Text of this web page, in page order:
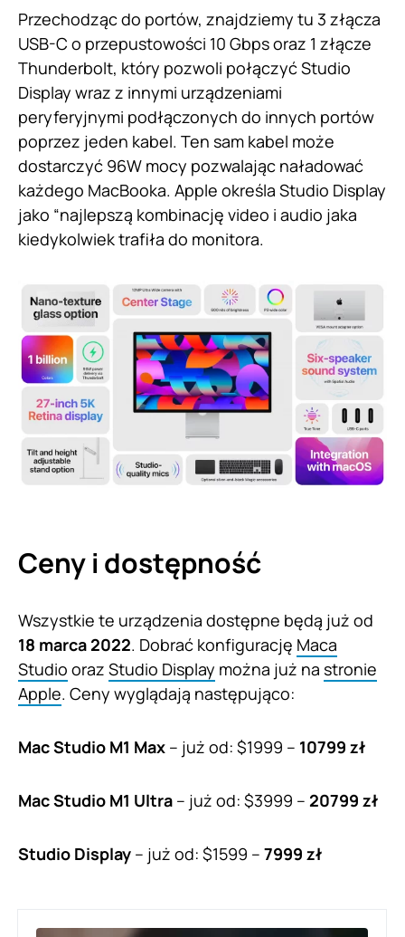
Przechodząc do portów, znajdziemy tu 3 złącza
USB-C o przepustowości 10 Gbps oraz 1 złącze
Thunderbolt, który pozwoli połączyć Studio
Display wraz z innymi urządzeniami
peryferyjnymi podłączonych do innych portów
poprzez jeden kabel. Ten sam kabel może
dostarczyć 96W mocy pozwalając naładować
każdego MacBooka. Apple określa Studio Display
jako “najlepszą kombinację video i audio jaka
kiedykolwiek trafiła do monitora.
Ceny i dostępność
Wszystkie te urządzenia dostępne będą już od
18 marca 2022. Dobrać konfigurację Maca
Studio oraz Studio Display można już na stronie
Apple. Ceny wyglądają następująco:
Mac Studio M1 Max – już od: $1999 – 10799 zł
Mac Studio M1 Ultra – już od: $3999 – 20799 zł
Studio Display – już od: $1599 – 7999 zł